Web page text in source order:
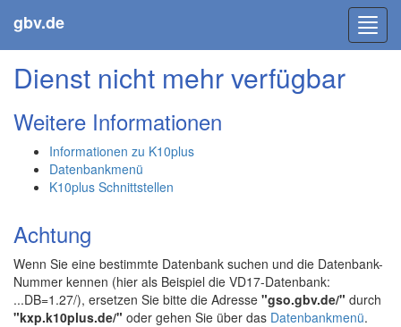
gbv.de
Dienst nicht mehr verfügbar
Weitere Informationen
Informationen zu K10plus
Datenbankmenü
K10plus Schnittstellen
Achtung
Wenn Sie eine bestimmte Datenbank suchen und die Datenbank-
Nummer kennen (hier als Beispiel die VD17-Datenbank:
...DB=1.27/), ersetzen Sie bitte die Adresse "gso.gbv.de/" durch
"kxp.k10plus.de/" oder gehen Sie über das Datenbankmenü.